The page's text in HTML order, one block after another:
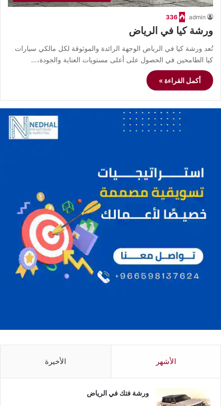
admin
336
ورشة كيا في الرياض
تُعد ورشة كيا في الرياض الوجهة الرائدة والموثوقة لكل مالكي سيارات
كيا الطامحين في الحصول على أعلى مستويات العناية والجودة،…
أكمل القراءة »
الأشهر الأخيرة
ورشة فتك في الرياض